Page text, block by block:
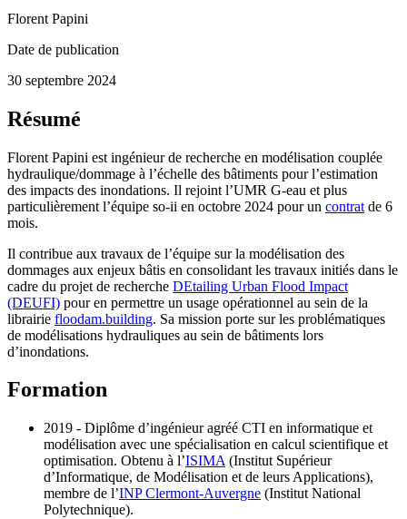
Florent Papini
Date de publication
30 septembre 2024
Résumé
Florent Papini est ingénieur de recherche en modélisation couplée
hydraulique/dommage à l’échelle des bâtiments pour l’estimation
des impacts des inondations. Il rejoint l’UMR G-eau et plus
particulièrement l’équipe so-ii en octobre 2024 pour un contrat de 6
mois.
Il contribue aux travaux de l’équipe sur la modélisation des
dommages aux enjeux bâtis en consolidant les travaux initiés dans le
cadre du projet de recherche DEtailing Urban Flood Impact
(DEUFI) pour en permettre un usage opérationnel au sein de la
librairie floodam.building. Sa mission porte sur les problématiques
de modélisations hydrauliques au sein de bâtiments lors
d’inondations.
Formation
2019 - Diplôme d’ingénieur agréé CTI en informatique et
modélisation avec une spécialisation en calcul scientifique et
optimisation. Obtenu à l’ISIMA (Institut Supérieur
d’Informatique, de Modélisation et de leurs Applications),
membre de l’INP Clermont-Auvergne (Institut National
Polytechnique).